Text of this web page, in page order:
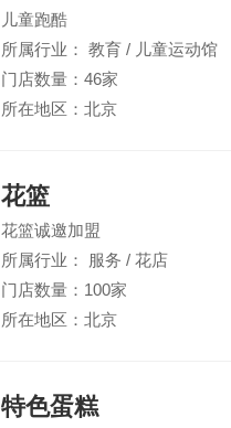
儿童跑酷
所属行业： 教育 / 儿童运动馆
门店数量：46家
所在地区：北京
花篮
花篮诚邀加盟
所属行业： 服务 / 花店
门店数量：100家
所在地区：北京
特色蛋糕